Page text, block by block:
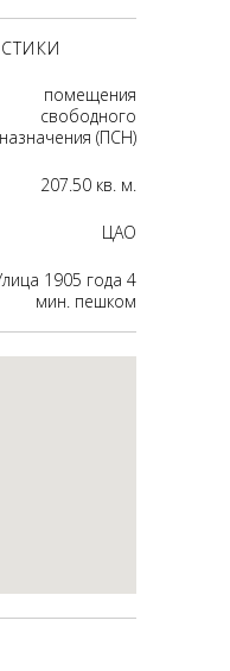
помещения
свободного
назначения (ПСН)
207.50 кв. м.
ЦАО
1905 года 4
мин. пешком